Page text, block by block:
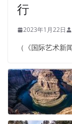
行
2023年1月22日
（《国际艺术